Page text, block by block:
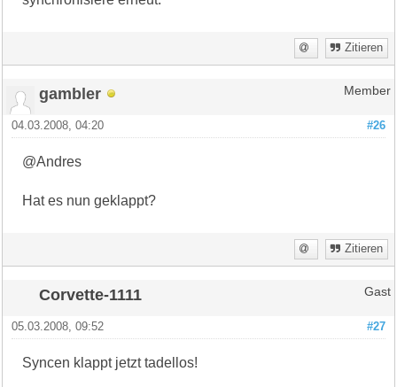
Zitieren
gambler Member
#26
04.03.2008, 04:20
@Andres
Hat es nun geklappt?
Zitieren
Corvette-1111 Gast
#27
05.03.2008, 09:52
Syncen klappt jetzt tadellos!